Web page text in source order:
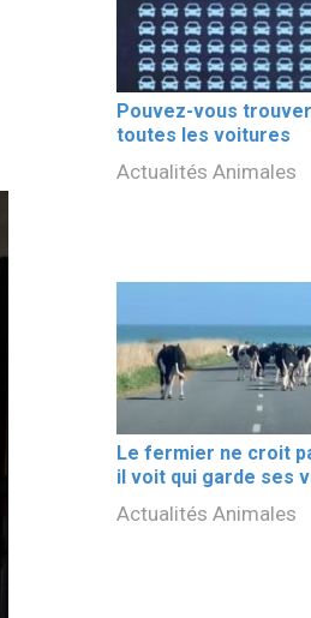
Pouvez-vous
toutes les voitures
Actualités Animales
Le fermier ne croit
il voit qui garde ses
Actualités Animales